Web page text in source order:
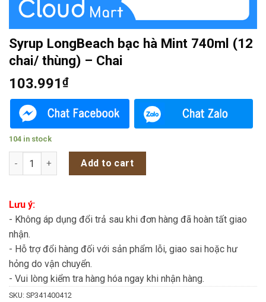
Syrup LongBeach bạc hà Mint 740ml (12
chai/ thùng) – Chai
103.991₫
104 in stock
Syrup LongBeach bạc hà Mint 740ml (12 chai/ thùng) - Chai
Add to cart
Lưu ý:
- Không áp dụng đổi trả sau khi đơn hàng đã hoàn tất giao
nhận.
- Hỗ trợ đổi hàng đối với sản phẩm lỗi, giao sai hoặc hư
hỏng do vận chuyển.
- Vui lòng kiểm tra hàng hóa ngay khi nhận hàng.
SKU: SP341400412